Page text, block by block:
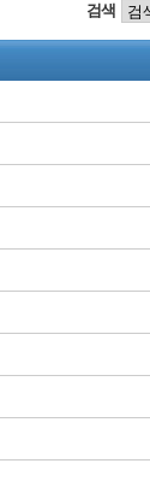
검색